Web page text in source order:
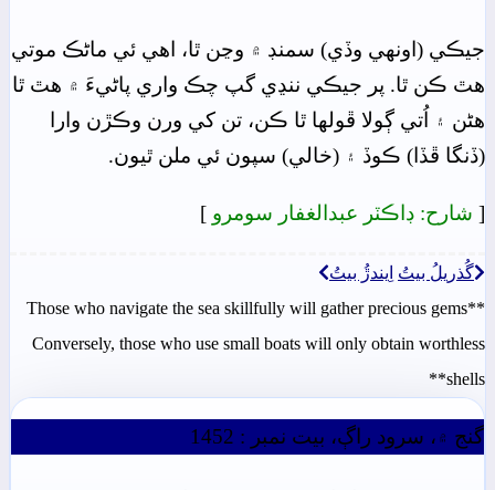
جيڪي (اونهي وڏي) سمنڊ ۾ وڃن ٿا، اهي ئي ماڻڪ موتي
هٿ ڪن ٿا. پر جيڪي ننڍي گپ چڪ واري پاڻيءَ ۾ هٿ ٿا
هڻن ۽ اُتي ڳولا ڦولها ٿا ڪن، تن کي ورن وڪڙن وارا
(ڏنگا ڦڏا) ڪوڏ ۽ (خالي) سپون ئي ملن ٿيون.
[ شارح: ڊاڪٽر عبدالغفار سومرو ]
گُذريلُ بيتُ اِيندڙُ بيتُ
Those who navigate the sea skillfully will gather precious gems**
Conversely, those who use small boats will only obtain worthless
shells**
گنج ۾، سرود راڳ، بيت نمبر : 1452